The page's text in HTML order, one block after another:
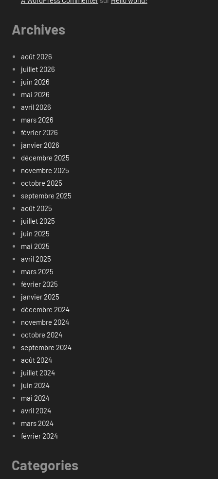
Archives
août 2026
juillet 2026
juin 2026
mai 2026
avril 2026
mars 2026
février 2026
janvier 2026
décembre 2025
novembre 2025
octobre 2025
septembre 2025
août 2025
juillet 2025
juin 2025
mai 2025
avril 2025
mars 2025
février 2025
janvier 2025
décembre 2024
novembre 2024
octobre 2024
septembre 2024
août 2024
juillet 2024
juin 2024
mai 2024
avril 2024
mars 2024
février 2024
Categories